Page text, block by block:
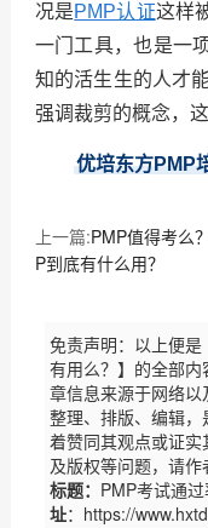
况是PMP认证这样
一门工具，也是一
知的活生生的人才
强调裁剪的概念，
优培东方PMP
上一篇:PMP值得考么
P到底有什么用？
免责声明：以上便
有用么？】的全部
章信息来源于网络
整理、排版、编辑
着赞同其观点或证
及版权等问题，请作
标题： PMP考试通
址：https://